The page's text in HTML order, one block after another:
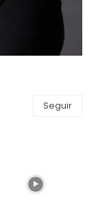
Seguir